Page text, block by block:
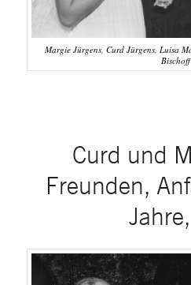
Margie Jürgens, Curd Jürgens, Luisa
Bischoff
Curd und
Freunden,